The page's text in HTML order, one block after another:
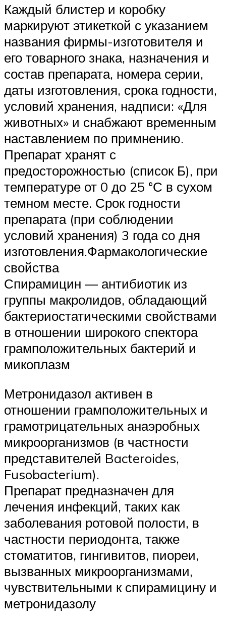
Каждый блистер и коробку
маркируют этикеткой с указанием
названия фирмы-изготовителя и
его товарного знака, назначения и
состав препарата, номера серии,
даты изготовления, срока годности,
условий хранения, надписи: «Для
животных» и снабжают временным
наставлением по примнению.
Препарат хранят с
предосторожностью (список Б), при
температуре от 0 до 25 °С в сухом
темном месте. Срок годности
препарата (при соблюдении
условий хранения) 3 года со дня
изготовления.Фармакологические
свойства
Спирамицин — антибиотик из
группы макролидов, обладающий
бактериостатическими свойствами
в отношении широкого спектора
грамположительных бактерий и
микоплазм
Метронидазол активен в
отношении грамположительных и
грамотрицательных анаэробных
микроорганизмов (в частности
представителей Bacteroides,
Fusobacterium).
Препарат предназначен для
лечения инфекций, таких как
заболевания ротовой полости, в
частности периодонта, также
стоматитов, гингивитов, пиореи,
вызванных микроорганизмами,
чувствительными к спирамицину и
метронидазолу